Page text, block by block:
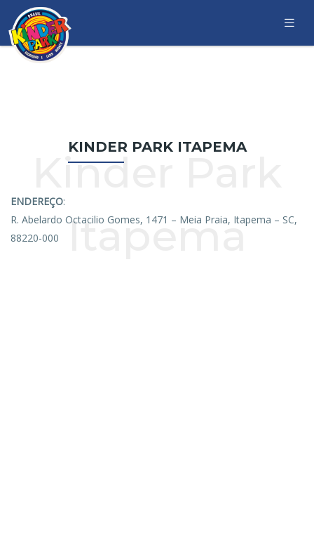
KINDER PARK ITAPEMA
Kinder Park
Itapema
ENDEREÇO:
R. Abelardo Octacilio Gomes, 1471 – Meia Praia, Itapema – SC,
88220-000